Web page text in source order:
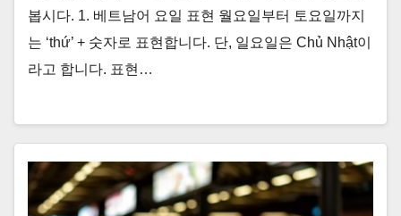
봅시다. 1. 베트남어 요일 표현 월요일부터 토요일까지
는 ‘thứ’ + 숫자로 표현합니다. 단, 일요일은 Chủ Nhật이
라고 합니다. 표현…